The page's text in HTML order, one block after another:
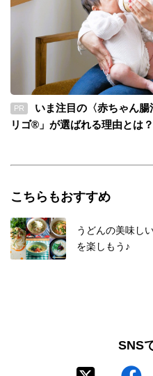
PR
いま注目の〈赤ちゃん
リゴ®」が選ばれる理由とは？
こちらもおすすめ
うどんの美味し
を楽しもう♪
SNS